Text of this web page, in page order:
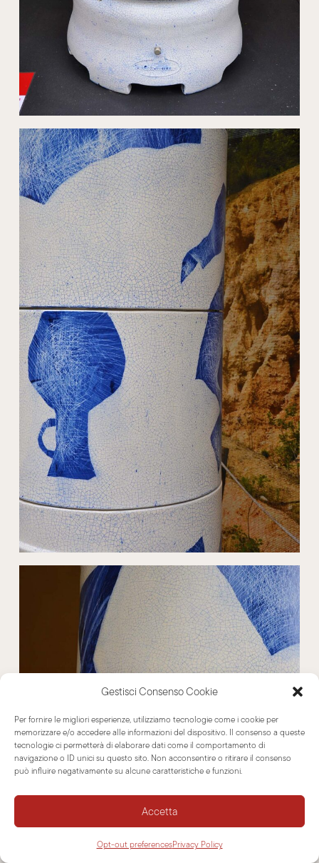
Gestisci Consenso Cookie
Per fornire le migliori esperienze, utilizziamo tecnologie come i cookie per
memorizzare e/o accedere alle informazioni del dispositivo. Il consenso a queste
tecnologie ci permetterà di elaborare dati come il comportamento di
navigazione o ID unici su questo sito. Non acconsentire o ritirare il consenso
può influire negativamente su alcune caratteristiche e funzioni.
Accetta
Opt-out preferencesPrivacy Policy